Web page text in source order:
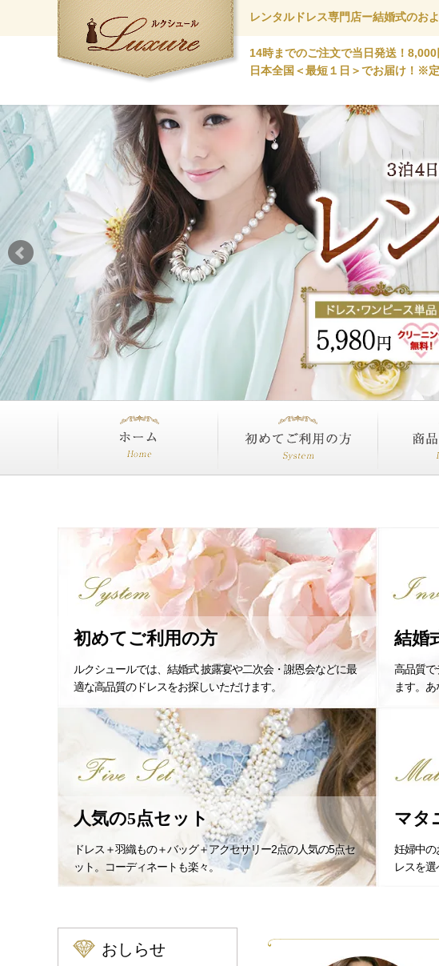
レンタルドレス専門店ー結婚式のお
14時までのご注文で当日発送！
日本全国＜最短１日＞でお届け！※
初めてご利用の方
ルクシュールでは、結婚式 披露宴や二次会・謝恩会などに最
適な高品質のドレスをお探しいただけます。
結婚
高品質で
ます。
人気の5点セット
ドレス＋羽織もの＋バッグ＋アクセサリー2点の人気の5点セ
ット。コーディネートも楽々。
マタ
妊婦中の
レスを選
おしらせ